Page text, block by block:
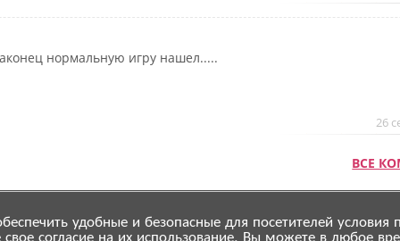
удобные и безопасные для посетителей условия
согласие на их использование. Вы можете в любое
нормальную игру нашел.....
26
ВСЕ